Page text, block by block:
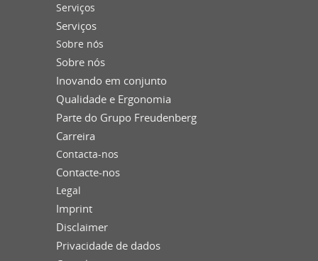
Serviços
Serviços
Sobre nós
Sobre nós
Inovando em conjunto
Qualidade e Ergonomia
Parte do Grupo Freudenberg
Carreira
Contacta-nos
Contacte-nos
Legal
Imprint
Disclaimer
Privacidade de dados